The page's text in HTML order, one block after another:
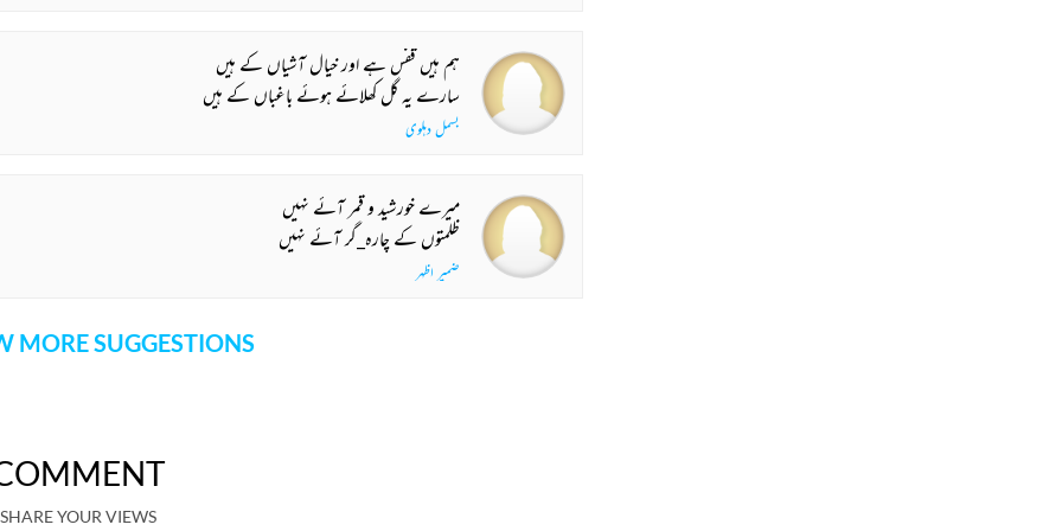
ہم ہیں قفس ہے اور خیال آشیاں کے ہیں
سارے یہ گل کھلائے ہوئے باغباں کے ہیں
بسمل دہلوی
میرے خورشید و قمر آئے نہیں
ظلمتوں کے چارہ_گر آئے نہیں
ضمیر اظہر
MORE SUGGESTIONS
SHARE YOUR VIEWS